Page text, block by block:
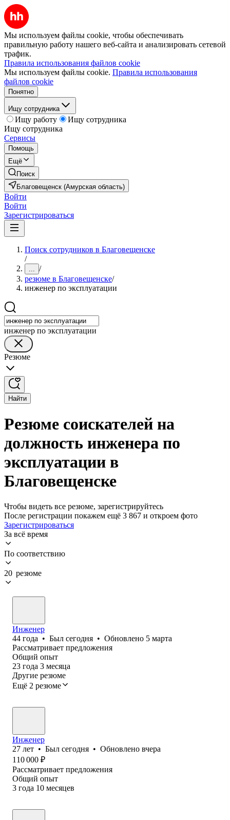
Мы используем файлы cookie, чтобы обеспечивать
правильную работу нашего веб-сайта и анализировать сетевой
трафик.
Правила использования файлов cookie
Мы используем файлы cookie. Правила использования
файлов cookie
Понятно
Ищу сотрудника
Ищу работу
Ищу сотрудника
Ищу сотрудника
Сервисы
Помощь
Ещё
Поиск
Благовещенск (Амурская область)
Войти
Войти
Зарегистрироваться
Поиск сотрудников в Благовещенске
/
... /
резюме в Благовещенске/
инженер по эксплуатации
инженер по эксплуатации
Резюме
Найти
Резюме соискателей на
должность инженера по
эксплуатации в
Благовещенске
Чтобы видеть все резюме, зарегистрируйтесь
После регистрации покажем ещё 3 867 и откроем фото
Зарегистрироваться
За всё время
По соответствию
20 резюме
Инженер
44 года • Был сегодня • Обновлено 5 марта
Рассматривает предложения
Общий опыт
23 года 3 месяца
Другие резюме
Ещё 2 резюме
Инженер
27 лет • Был сегодня • Обновлено вчера
110 000 ₽
Рассматривает предложения
Общий опыт
3 года 10 месяцев